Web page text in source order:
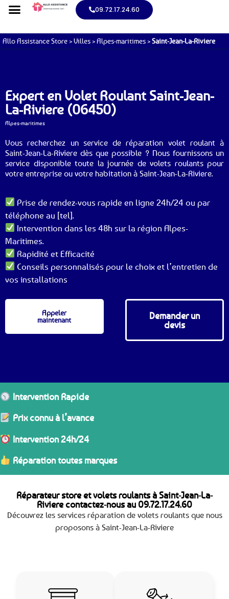
09.72.17.24.60
Allo Assistance Store >Villes >Alpes-maritimes >Saint-Jean-La-Riviere
Expert en Volet Roulant Saint-Jean-
La-Riviere (06450)
Alpes-maritimes
Vous recherchez un service de réparation volet roulant à
Saint-Jean-La-Riviere dès que possible ? Nous fournissons un
service disponible toute la journée de volets roulants pour
votre entreprise ou votre habitation à Saint-Jean-La-Riviere.
Prise de rendez-vous rapide en ligne 24h/24 ou par
téléphone au [tel].
Intervention dans les 48h sur la région Alpes-
Maritimes.
Rapidité et Efficacité
Conseils personnalisés pour le choix et l’entretien de
vos installations
Appeler
maintenant
Demander un
devis
Intervention Rapide
Prix connu à l’avance
Intervention 24h/24
Réparation toutes marques
Réparateur store et volets roulants à Saint-Jean-La-
Riviere contactez-nous au 09.72.17.24.60
Découvrez les services réparation de volets roulants que nous
proposons à Saint-Jean-La-Riviere